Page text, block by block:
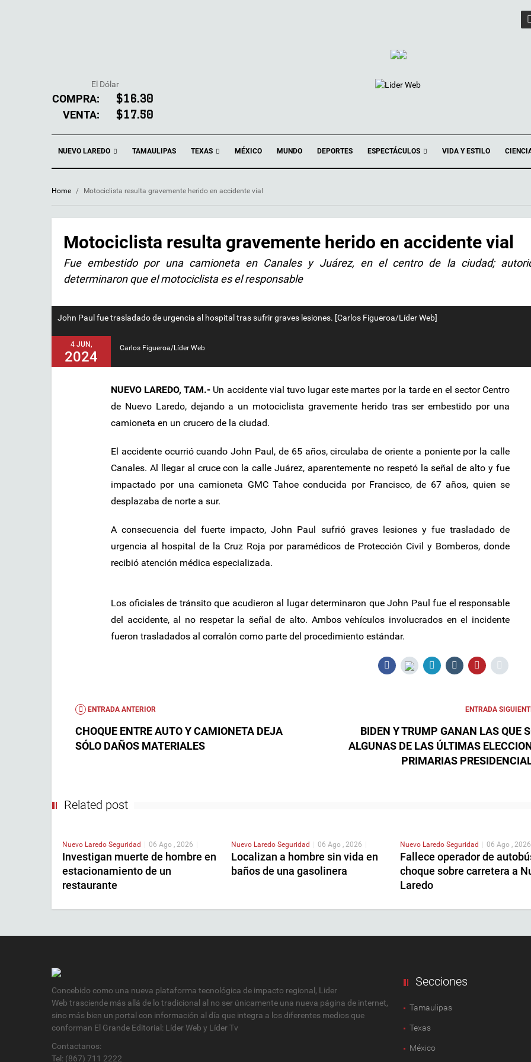
El Dólar
COMPRA: $16.30
VENTA: $17.50
NUEVO LAREDO TAMAULIPAS TEXAS MÉXICO MUNDO DEPORTES ESPECTÁCULOS VIDA Y ESTILO
Home / Motociclista resulta gravemente herido en accidente vial
Motociclista resulta gravemente herido en accidente vial
Fue embestido por una camioneta en Canales y Juárez, en el centro de la ciudad;
determinaron que el motociclista es el responsable
John Paul fue trasladado de urgencia al hospital tras sufrir graves lesiones. [Carlos Figueroa/Líder Web]
4 JUN,
2024
Carlos Figueroa/Líder Web
NUEVO LAREDO, TAM.- Un accidente vial tuvo lugar este martes por la tarde en el sector Centro
de Nuevo Laredo, dejando a un motociclista gravemente herido tras ser embestido por una
camioneta en un crucero de la ciudad.
El accidente ocurrió cuando John Paul, de 65 años, circulaba de oriente a poniente por la calle
Canales. Al llegar al cruce con la calle Juárez, aparentemente no respetó la señal de alto y fue
impactado por una camioneta GMC Tahoe conducida por Francisco, de 67 años, quien se
desplazaba de norte a sur.
A consecuencia del fuerte impacto, John Paul sufrió graves lesiones y fue trasladado de
urgencia al hospital de la Cruz Roja por paramédicos de Protección Civil y Bomberos, donde
recibió atención médica especializada.
Los oficiales de tránsito que acudieron al lugar determinaron que John Paul fue el responsable
del accidente, al no respetar la señal de alto. Ambos vehículos involucrados en el incidente
fueron trasladados al corralón como parte del procedimiento estándar.
ENTRADA ANTERIOR
CHOQUE ENTRE AUTO Y CAMIONETA DEJA
SÓLO DAÑOS MATERIALES
ENTRADA
BIDEN Y TRUMP GANAN LAS QUE
ALGUNAS DE LAS ÚLTIMAS
PRIMARIAS
Related post
Nuevo Laredo Seguridad | 06 Ago , 2026 |
Investigan muerte de hombre en
estacionamiento de un
restaurante
Nuevo Laredo Seguridad | 06 Ago , 2026 |
Localizan a hombre sin vida en
baños de una gasolinera
Nuevo Laredo Seguridad | 06 Ago , 2026
Fallece operador de
choque sobre carretera a
Laredo
Concebido como una nueva plataforma tecnológica de impacto regional, Lider
Web trasciende más allá de lo tradicional al no ser únicamente una nueva página de internet,
sino más bien un portal con información al día que integra a los diferentes medios que
conforman El Grande Editorial: Líder Web y Líder Tv
Contactanos:
Tel: (867) 711 2222
Secciones
Tamaulipas
Texas
México